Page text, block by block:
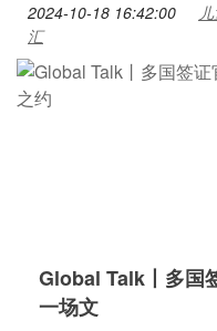
2024-10-18 16:42:00
汇
Global Talk丨多国
一场文